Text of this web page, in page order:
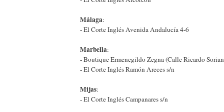
Málaga:
- El Corte Inglés Avenida Andalucía 4-6
Marbella:
- Boutique Ermenegildo Zegna (Calle Ricardo
- El Corte Inglés Ramón Areces s/n
Mijas:
- El Corte Inglés Campanares s/n